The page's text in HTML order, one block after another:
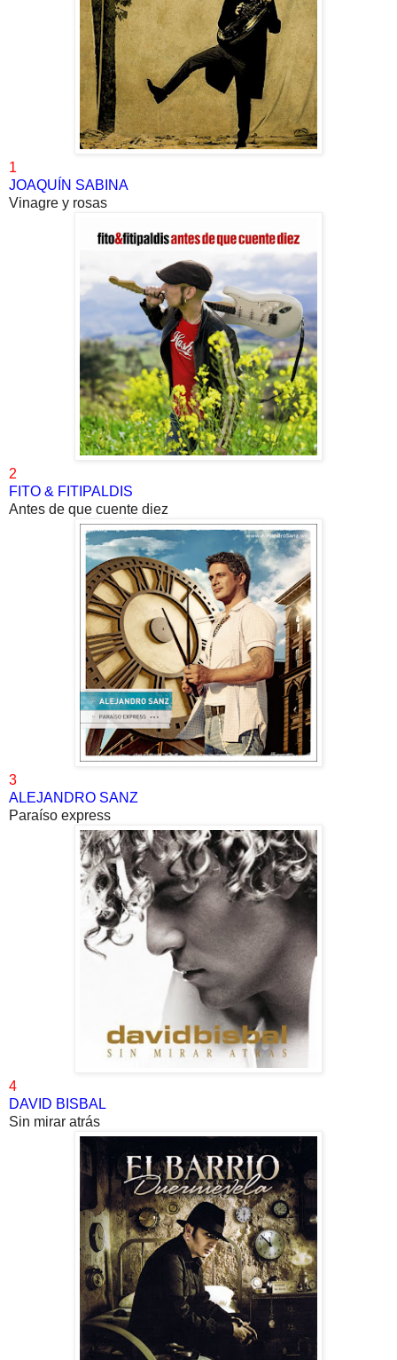
1
JOAQUÍN SABINA
Vinagre y rosas
2
FITO & FITIPALDIS
Antes de que cuente diez
3
ALEJANDRO SANZ
Paraíso express
4
DAVID BISBAL
Sin mirar atrás